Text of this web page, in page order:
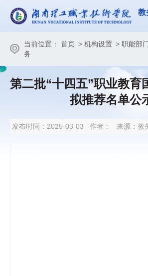
教
当前位置： 首页 > 机构设置 > 职能部
务
第二批“十四五”职业教育
拟推荐名单公
发布时间：2025-03-03 作者： 来源：教